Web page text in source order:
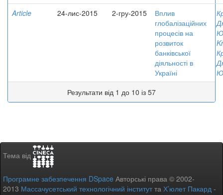
Article
24-лис-2015 2-гру-2015
Вплив
глобалізаційних
процесів на
розвиток
банківської
діяльності в
Україні
Результати від 1 до 10 із 57
Тема від
Програмне забезпечення DSpace Авторські права © 2002-
2013 Массачусетський технологічний інститутта Х’юлет Пакард -